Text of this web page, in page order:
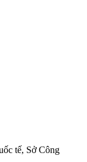
tế, Sở Công